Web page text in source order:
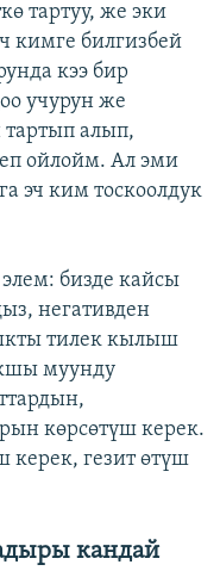
тартуу, же эки
кимге билгизбей
кээ бир
учурун же
тартып алып,
ойлойм. Ал эми
эч ким тоскоолдук
бизде кайсы
негативден
тилек кылыш
муунду
көрсөтүш керек.
керек, гезит өтүш
кандай